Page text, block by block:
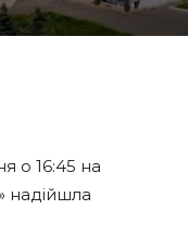
о 16:45 на
надійшла